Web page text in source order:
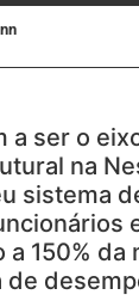
a ser o
na
sistema
150% da
de